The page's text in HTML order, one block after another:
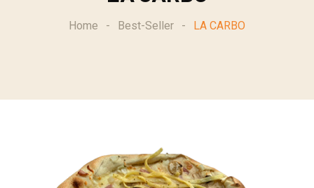
Home - Best-Seller - LA CARBO